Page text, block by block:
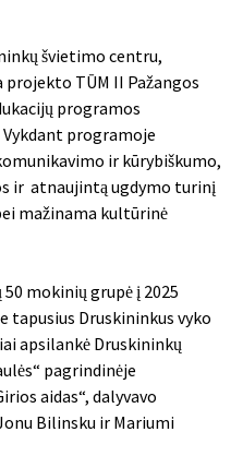
švietimo centru,
TŪM II Pažangos
programos
programoje
ir kūrybiškumo,
ir atnaujintą ugdymo turinį
mažinama kultūrinė
mokinių grupė į 2025
Druskininkus vyko
apsilankė Druskininkų
pagrindinėje
aidas“, dalyvavo
Bilinsku ir Mariumi